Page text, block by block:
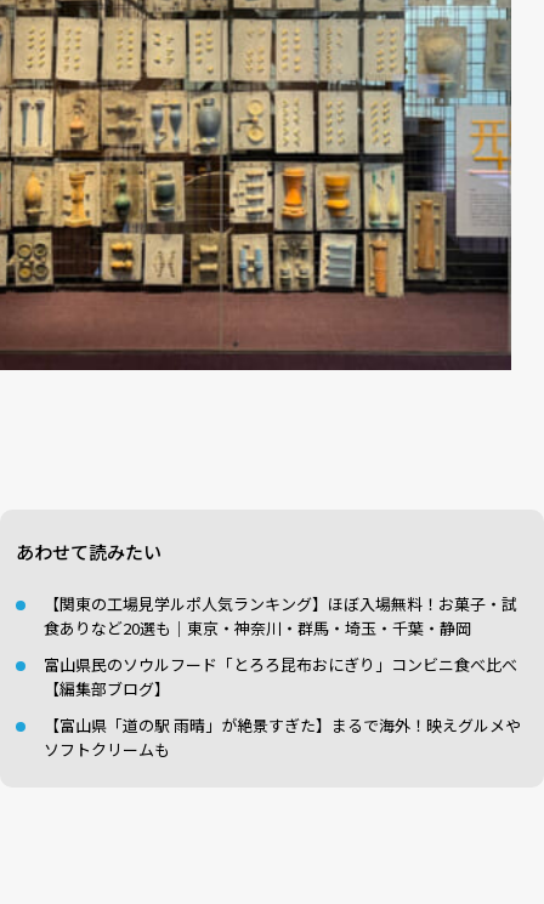
あわせて読みたい
【関東の工場見学ルポ人気ランキング】ほぼ入場無料！お菓子・試
食ありなど20選も｜東京・神奈川・群馬・埼玉・千葉・静岡
富山県民のソウルフード「とろろ昆布おにぎり」コンビニ食べ比べ
【編集部ブログ】
【富山県「道の駅 雨晴」が絶景すぎた】まるで海外！映えグルメや
ソフトクリームも